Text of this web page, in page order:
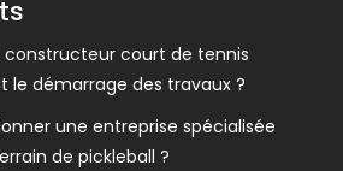
constructeur court de tennis
le démarrage des travaux ?
une entreprise spécialisée
de pickleball ?